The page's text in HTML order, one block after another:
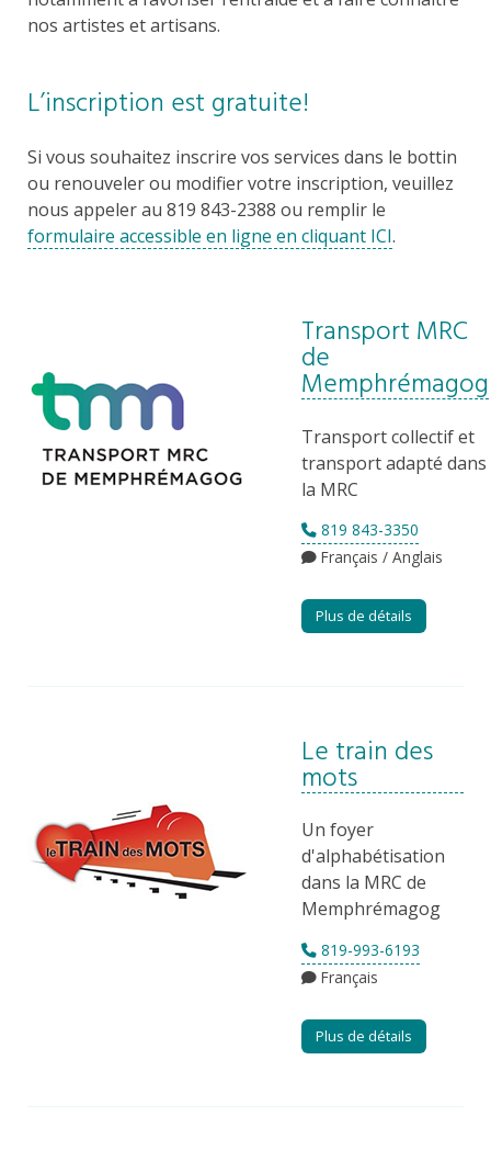
nos artistes et artisans.
L’inscription est gratuite!
Si vous souhaitez inscrire vos services dans le bottin
ou renouveler ou modifier votre inscription, veuillez
nous appeler au 819 843-2388 ou remplir le
formulaire accessible en ligne en cliquant ICI.
Transport MRC
de
Memphrémagog
Transport collectif et
transport adapté dans
la MRC
819 843-3350
Français / Anglais
Plus de détails
Le train des
mots
Un foyer
d'alphabétisation
dans la MRC de
Memphrémagog
819-993-6193
Français
Plus de détails